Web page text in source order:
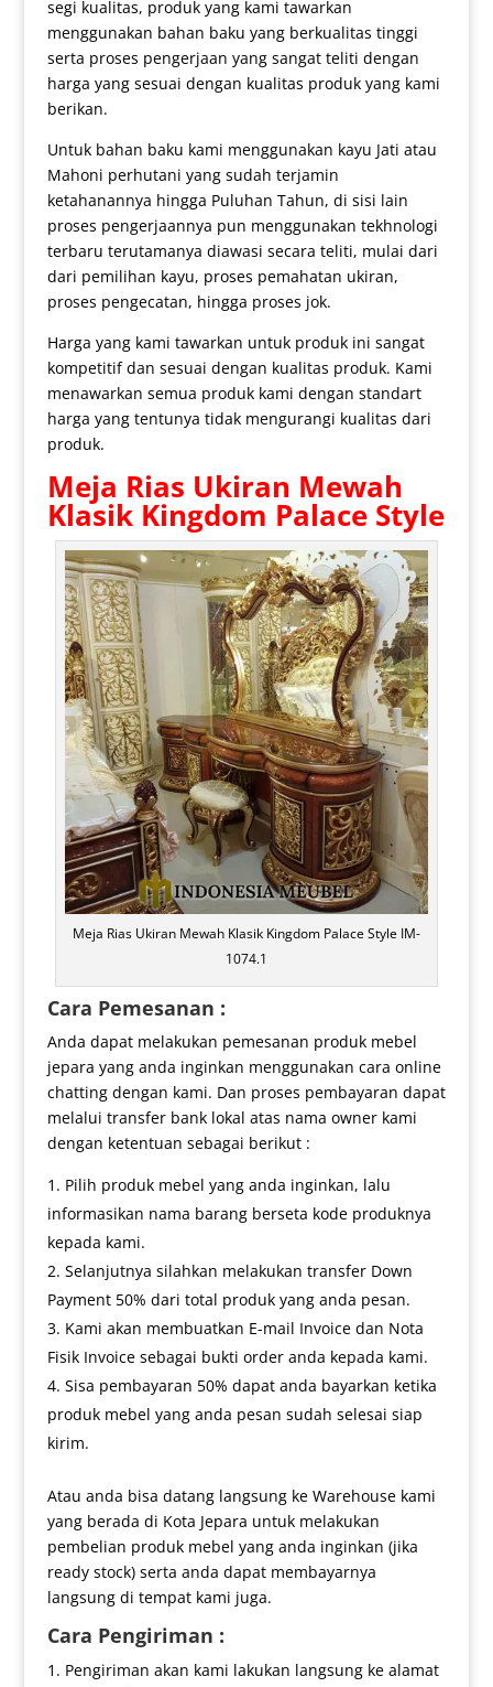
segi kualitas, produk yang kami tawarkan
menggunakan bahan baku yang berkualitas tinggi
serta proses pengerjaan yang sangat teliti dengan
harga yang sesuai dengan kualitas produk yang kami
berikan.
Untuk bahan baku kami menggunakan kayu Jati atau
Mahoni perhutani yang sudah terjamin
ketahanannya hingga Puluhan Tahun, di sisi lain
proses pengerjaannya pun menggunakan tekhnologi
terbaru terutamanya diawasi secara teliti, mulai dari
dari pemilihan kayu, proses pemahatan ukiran,
proses pengecatan, hingga proses jok.
Harga yang kami tawarkan untuk produk ini sangat
kompetitif dan sesuai dengan kualitas produk. Kami
menawarkan semua produk kami dengan standart
harga yang tentunya tidak mengurangi kualitas dari
produk.
Meja Rias Ukiran Mewah
Klasik Kingdom Palace Style
Meja Rias Ukiran Mewah Klasik Kingdom Palace Style IM-
1074.1
Cara Pemesanan :
Anda dapat melakukan pemesanan produk mebel
jepara yang anda inginkan menggunakan cara online
chatting dengan kami. Dan proses pembayaran dapat
melalui transfer bank lokal atas nama owner kami
dengan ketentuan sebagai berikut :
Pilih produk mebel yang anda inginkan, lalu
informasikan nama barang berseta kode produknya
kepada kami.
Selanjutnya silahkan melakukan transfer Down
Payment 50% dari total produk yang anda pesan.
Kami akan membuatkan E-mail Invoice dan Nota
Fisik Invoice sebagai bukti order anda kepada kami.
Sisa pembayaran 50% dapat anda bayarkan ketika
produk mebel yang anda pesan sudah selesai siap
kirim.
Atau anda bisa datang langsung ke Warehouse kami
yang berada di Kota Jepara untuk melakukan
pembelian produk mebel yang anda inginkan (jika
ready stock) serta anda dapat membayarnya
langsung di tempat kami juga.
Cara Pengiriman :
Pengiriman akan kami lakukan langsung ke alamat